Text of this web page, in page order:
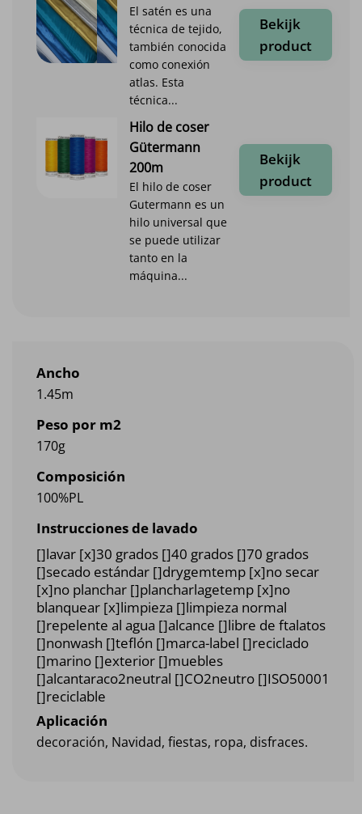
Ancho
1.45m
Peso por m2
170g
Composición
100%PL
Instrucciones de lavado
[]lavar [x]30 grados []40 grados []70 grados
[]secado estándar []drygemtemp [x]no secar
[x]no planchar []plancharlagetemp [x]no
blanquear [x]limpieza []limpieza normal
[]repelente al agua []alcance []libre de ftalatos
[]nonwash []teflón []marca-label []reciclado
[]marino []exterior []muebles
[]alcantaraco2neutral []CO2neutro []ISO50001
[]reciclable
Aplicación
decoración, Navidad, fiestas, ropa, disfraces.
El satén es una
técnica de tejido,
también conocida
como conexión
atlas. Esta
técnica...
Bekijk
product
Hilo de coser
Gütermann
200m
El hilo de coser
Gutermann es un
hilo universal que
se puede utilizar
tanto en la
máquina...
Bekijk
product